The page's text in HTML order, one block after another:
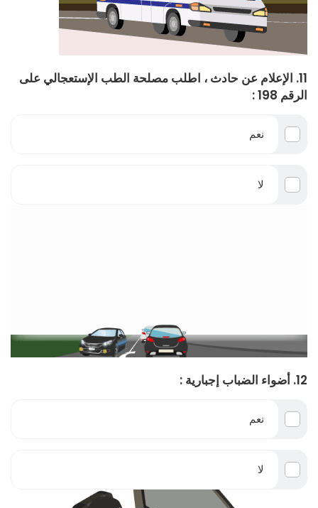
11. الإعلام عن حادث ، اطلب مصلحة الطب الإستعجالي على
الرقم 198 :
نعم
لا
12. أضواء الضباب إجبارية :
نعم
لا